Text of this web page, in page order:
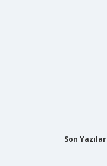
Son Yazılar